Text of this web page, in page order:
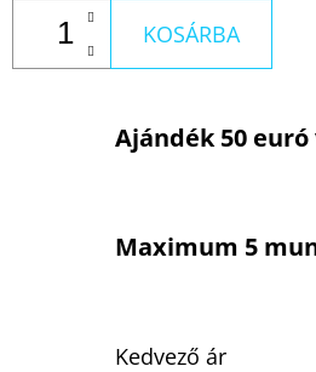
KOSÁRBA
Ajándék 50
Maximum 5
Kedvező ár